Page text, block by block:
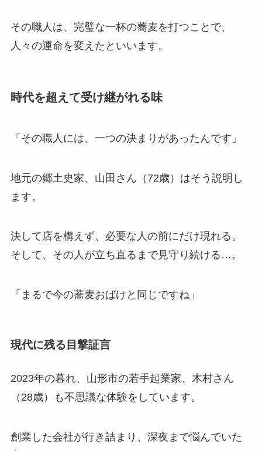
その職人は、完璧な一杯の蕎麦を打つことで、
人々の運命を変えたといいます。
時代を超えて受け継がれる味
「その職人には、一つの決まりがあったんです」
地元の郷土史家、山田さん（72歳）はそう説明し
ます。
決して店を構えず、必要な人の前にだけ現れる。
そして、その人が立ち直るまで見守り続ける…。
「まるで今の蕎麦おばけと同じですね」
現代に残る目撃証言
2023年の暮れ、山形市の若手起業家、木村さん
（28歳）も不思議な体験をしています。
創業した会社が行き詰まり、深夜まで悩んでいた